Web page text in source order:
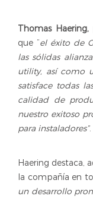
Thomas Haering,
que “el éxito de
las sólidas
utility, así como
satisface todas
calidad de
nuestro exitoso
para instaladores”.
Haering destaca,
la compañía en
un desarrollo